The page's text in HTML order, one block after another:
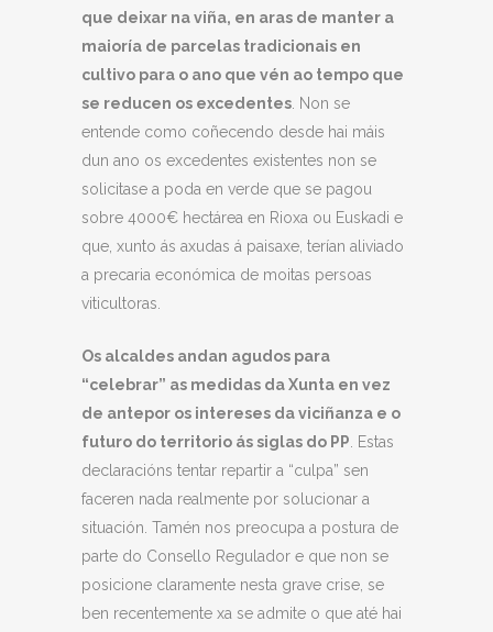
que deixar na viña, en aras de manter a
maioría de parcelas tradicionais en
cultivo para o ano que vén ao tempo que
se reducen os excedentes . Non se
entende como coñecendo desde hai máis
dun ano os excedentes existentes non se
solicitase a poda en verde que se pagou
sobre 4000€ hectárea en Rioxa ou Euskadi e
que, xunto ás axudas á paisaxe, terían aliviado
a precaria económica de moitas persoas
viticultoras.
Os alcaldes andan agudos para
“celebrar” as medidas da Xunta en vez
de antepor os intereses da viciñanza e o
futuro do territorio ás siglas do PP . Estas
declaracións tentar repartir a “culpa” sen
faceren nada realmente por solucionar a
situación. Tamén nos preocupa a postura de
parte do Consello Regulador e que non se
posicione claramente nesta grave crise, se
ben recentemente xa se admite o que até hai